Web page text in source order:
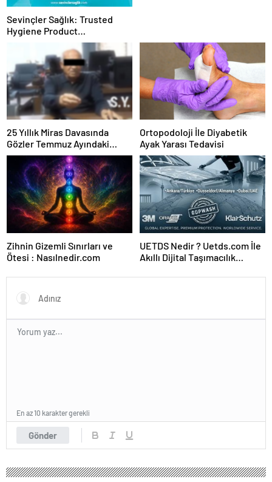
Sevinçler Sağlık: Trusted
Hygiene Product
Manufacturer in Turkey
25 Yıllık Miras Davasında
Gözler Temmuz Ayındaki
Karar Duruşmasına Çevrildi
Ortopodoloji İle Diyabetik
Ayak Yarası Tedavisi
Zihnin Gizemli Sınırları ve
Ötesi : Nasılnedir.com
UETDS Nedir ? Uetds.com İle
Akıllı Dijital Taşımacılık
Gönder
En az 10 karakter gerekli